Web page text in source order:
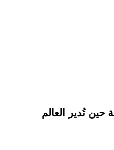
حين تُدير العالم